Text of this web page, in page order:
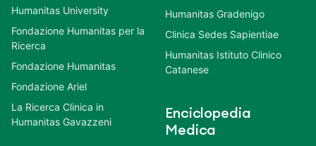
Humanitas University
Fondazione Humanitas per la
Ricerca
Fondazione Humanitas
Fondazione Ariel
La Ricerca Clinica in
Humanitas Gavazzeni
Humanitas Gradenigo
Clinica Sedes Sapientiae
Humanitas Istituto Clinico
Catanese
Enciclopedia
Medica